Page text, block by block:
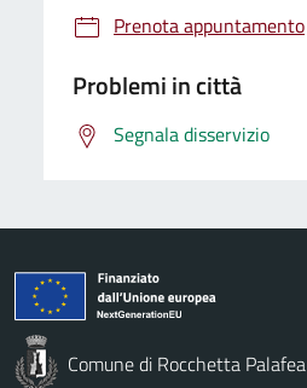
Prenota appuntamento
Problemi in città
Segnala disservizio
Comune di Rocchetta Palafea